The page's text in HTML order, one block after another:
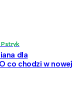
Pstryk
dla
co chodzi w nowej